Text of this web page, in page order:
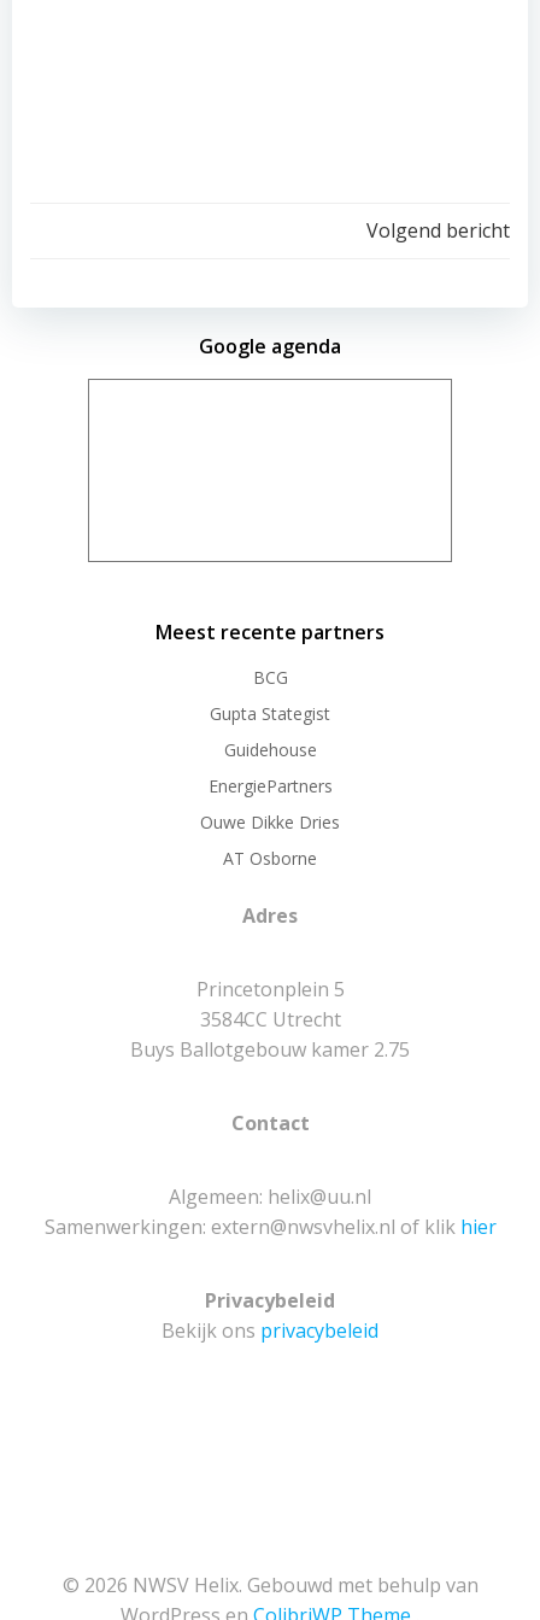
Volgend bericht
Google agenda
Meest recente partners
BCG
Gupta Stategist
Guidehouse
EnergiePartners
Ouwe Dikke Dries
AT Osborne
Adres
Princetonplein 5
3584CC Utrecht
Buys Ballotgebouw kamer 2.75
Contact
Algemeen: helix@uu.nl
Samenwerkingen: extern@nwsvhelix.nl of klik hier
Privacybeleid
Bekijk ons privacybeleid
© 2026 NWSV Helix. Gebouwd met behulp van